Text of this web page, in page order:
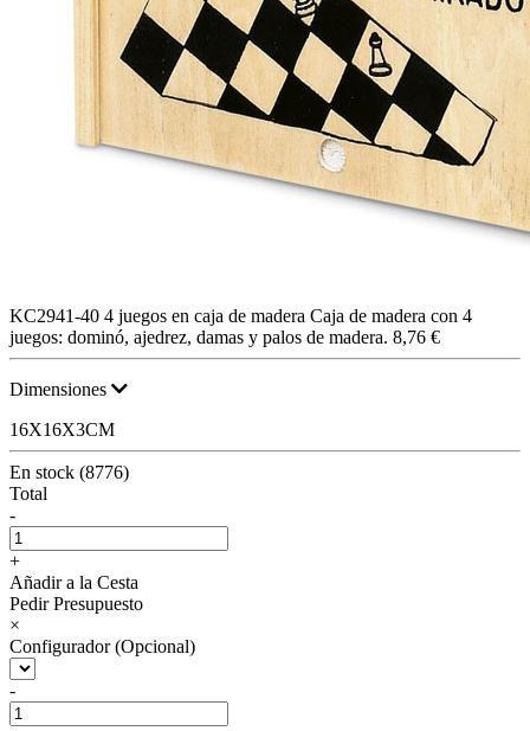
KC2941-40 4 juegos en caja de madera Caja de madera con 4
juegos: dominó, ajedrez, damas y palos de madera. 8,76 €
Dimensiones
16X16X3CM
En stock (8776)
Total
-
+
Añadir a la Cesta
Pedir Presupuesto
×
Configurador (Opcional)
-